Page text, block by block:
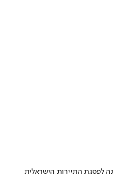
לפסגת התיירות הישראלית